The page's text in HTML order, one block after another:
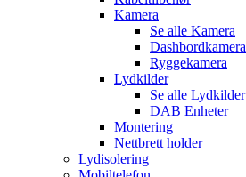
Kamera
Se alle Kamera
Dashbordkamera
Ryggekamera
Lydkilder
Se alle Lydkilder
DAB Enheter
Montering
Nettbrett holder
Lydisolering